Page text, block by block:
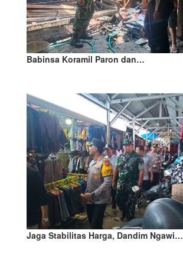
Babinsa Koramil Paron dan…
Jaga Stabilitas Harga, Dandim Ngawi…